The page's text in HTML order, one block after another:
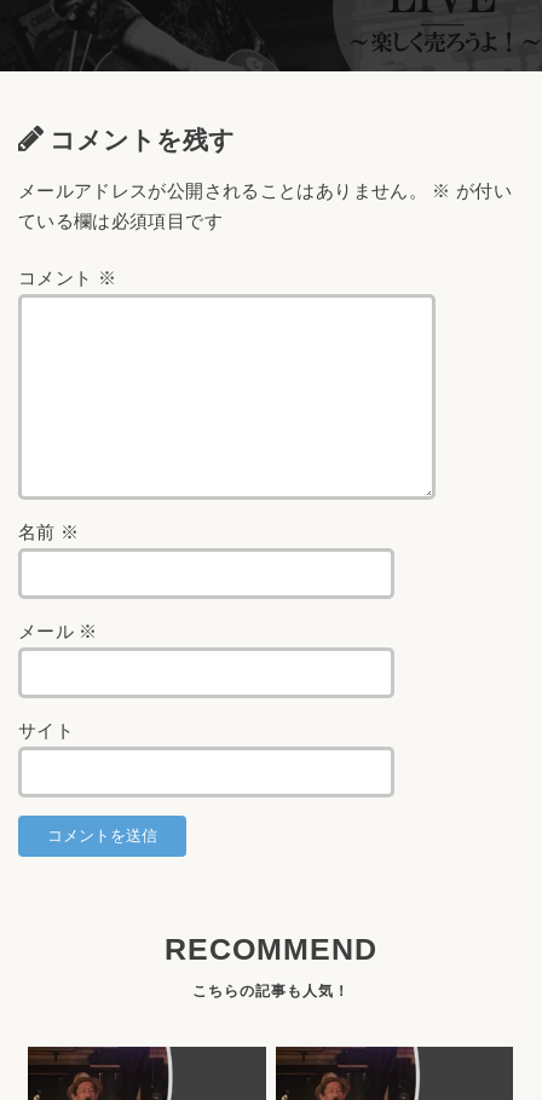
コメントを残す
メールアドレスが公開されることはありません。 ※ が付い
ている欄は必須項目です
コメント ※
名前 ※
メール ※
サイト
RECOMMEND